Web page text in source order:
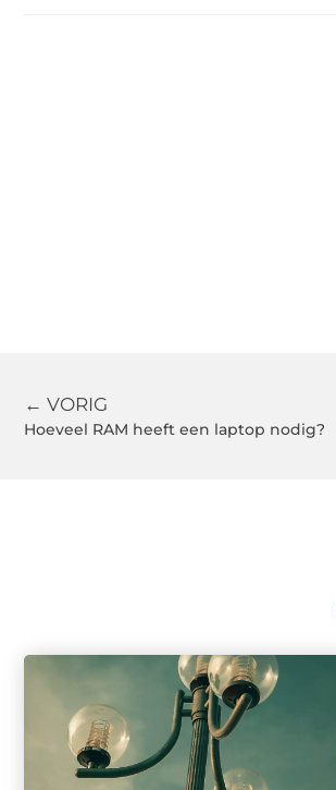
← VORIG
Hoeveel RAM heeft een laptop nodig?